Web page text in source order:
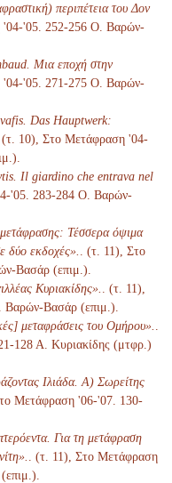
περιπέτεια του Δον
'04-'05. 252-256 Ο. Βαρών-
Μια εποχή στην
'04-'05. 271-275 Ο. Βαρών-
Das Hauptwerk:
. (τ. 10), Στο Μετάφραση '04-
Il giardino che entrava nel
'05. 283-284 Ο. Βαρών-
Τέσσερα όψιμα
εκδοχές».
. (τ. 11), Στο
Βασάρ (επιμ.).
Κυριακίδης».
. (τ. 11),
Βασάρ (επιμ.).
μεταφράσεις του Ομήρου».
128 Α. Κυριακίδης (μτφρ.)
Ιλιάδα. Α) Σωρείτης
Μετάφραση '06-'07. 130-
Για τη μετάφραση
. (τ. 11), Στο Μετάφραση